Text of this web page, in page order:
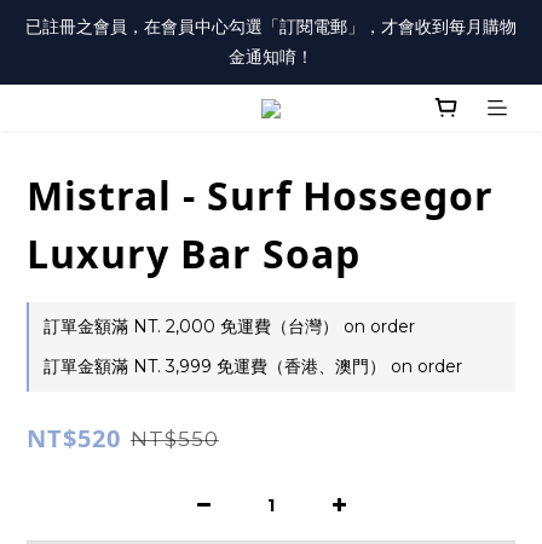
註冊會員「送100元購物金」，同時勾選「接收優惠通知」，還有
每月購物金唷！
已註冊之會員，在會員中心勾選「訂閱電郵」，才會收到每月購物
金通知唷！
註冊會員「送100元購物金」，同時勾選「接收優惠通知」，還有
Mistral - Surf Hossegor
Luxury Bar Soap
訂單金額滿 NT. 2,000 免運費（台灣） on order
訂單金額滿 NT. 3,999 免運費（香港、澳門） on order
NT$520 NT$550